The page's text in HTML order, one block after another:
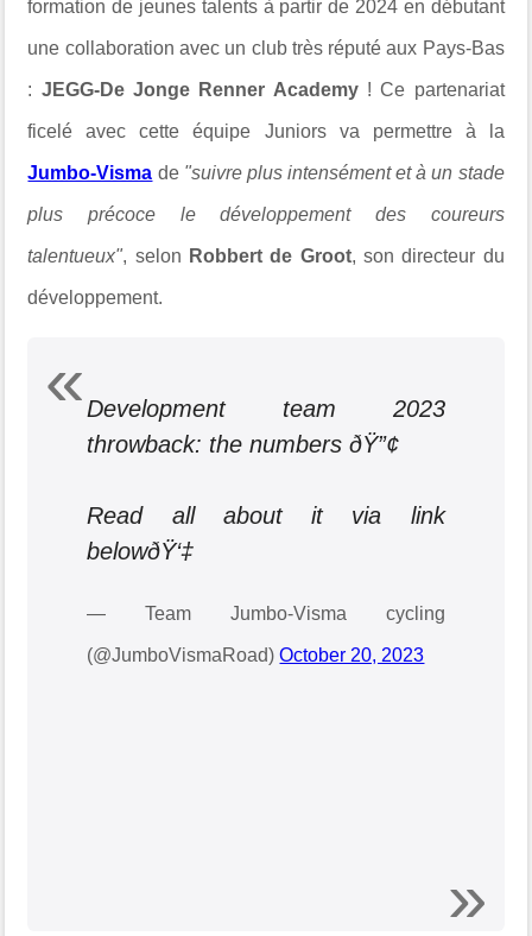
formation de jeunes talents à partir de 2024 en débutant
une collaboration avec un club très réputé aux Pays-Bas
: JEGG-De Jonge Renner Academy! Ce partenariat
ficelé avec cette équipe Juniors va permettre à la
Jumbo-Visma de "suivre plus intensément et à un stade
plus précoce le développement des coureurs
talentueux", selon Robbert de Groot, son directeur du
développement.
Development team 2023
throwback: the numbers ðŸ”¢
Read all about it via link
belowðŸ‘‡
— Team Jumbo-Visma cycling
(@JumboVismaRoad)October 20, 2023